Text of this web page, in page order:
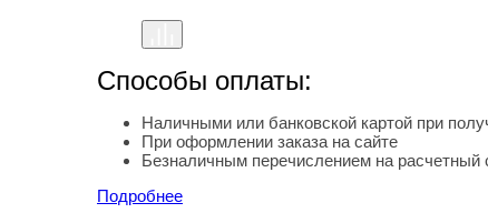
Способы оплаты:
Наличными или банковской картой при
При оформлении заказа на сайте
Безналичным перечислением на расчетный
Подробнее